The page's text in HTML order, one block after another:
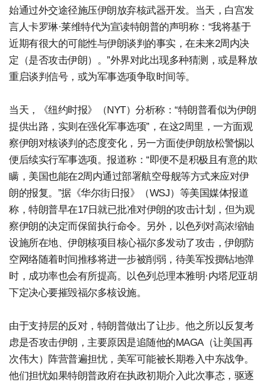
始通过外交途径施压伊朗放弃核武器开发。当天，白宫发
言人卡罗琳·莱维特代为宣读特朗普的声明称：“我将基于
近期有很大的可能性与伊朗谈判的事实，在未来2周内决
定（是否攻击伊朗）。”外界对此出现多种猜测，或是释放
重启谈判信号，或为军事选项争取时间等。
当天，《纽约时报》（NYT）分析称：“特朗普看似为伊朗
提供出路，实则在强化军事选项”，在这2周里，一方面观
察伊朗对核谈判的态度变化，另一方面使伊朗放松警惕以
便后续实行军事选项。报道称：“即便不是积极且有意的欺
瞒，美国也能在2周内通过部署航空母舰等方式来应对伊
朗的报复。”据《华尔街日报》（WSJ）等美国媒体报道
称，特朗普早在17日就已批准对伊朗的攻击计划，但为观
察伊朗的决定而保留执行命令。另外，以色列对高浓缩铀
设施所在地、伊朗核项目核心福尔多发动了攻击，伊朗防
空网络随着时间推移将进一步被削弱，待美军投掷钻地弹
时，成功率也会有所提高。以色列总理本雅明·内塔尼亚胡
下定决心要摧毁福尔多核设施。
由于支持层的反对，特朗普做出了让步。他之所以反复考
虑是否攻击伊朗，主要原因是追随他的MAGA（让美国再
次伟大）阵营普遍担忧，美军可能被长期卷入中东战争。
他们担忧如果特朗普政府在执政初期介入此次事态，驱逐